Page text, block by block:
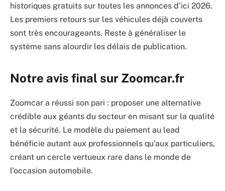
historiques gratuits sur toutes les annonces d’ici 2026.
Les premiers retours sur les véhicules déjà couverts
sont très encourageants. Reste à généraliser le
système sans alourdir les délais de publication.
Notre avis final sur Zoomcar.fr
Zoomcar a réussi son pari : proposer une alternative
crédible aux géants du secteur en misant sur la qualité
et la sécurité. Le modèle du paiement au lead
bénéficie autant aux professionnels qu’aux particuliers,
créant un cercle vertueux rare dans le monde de
l’occasion automobile.